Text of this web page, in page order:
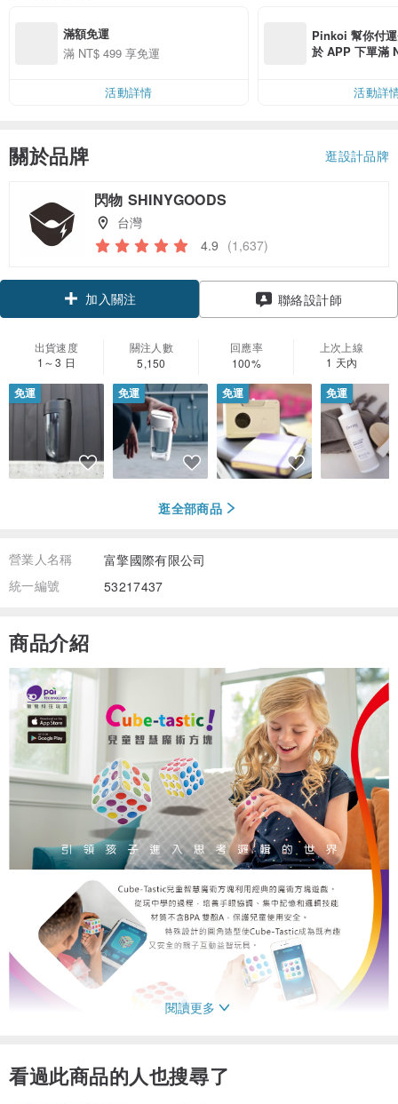
滿額免運
滿 NT$ 499 享免運
活動詳情
Pinkoi 幫你付
於 APP 下單滿
活動詳
關於品牌 逛設計品牌
閃物 SHINYGOODS
台灣
4.9 (1,637)
加入關注 聯絡設計師
出貨速度
1～3 日
關注人數
5,150
回應率
100%
上次上線
1 天內
免運 免運 免運 免運
逛全部商品
營業人名稱
富擎國際有限公司
統一編號
53217437
商品介紹
閱讀更多
看過此商品的人也搜尋了